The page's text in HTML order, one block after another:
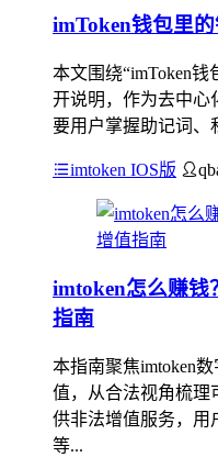
imToken钱包里
本文围绕“imToken
开说明，作为去中心
要用户掌握助记词、
imtoken IOS版
imtoken怎么赚钱
指南
本指南聚焦imtoken
值，从合法视角梳理
供非法增值服务，用
等...